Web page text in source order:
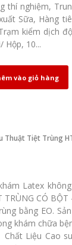
thí nghiệm,
Sữa, Hàng
kiểm dịch
Hộp, 10...
vào giỏ hàng
Thuật Tiệt Trùng
Latex
TRÙNG CÓ
bằng EO.
khám chữa
Liệu Cao